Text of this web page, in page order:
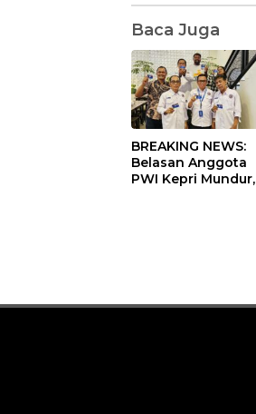
Baca Juga
BREAKING NEWS:
Belasan Anggota
PWI Kepri Mundur,